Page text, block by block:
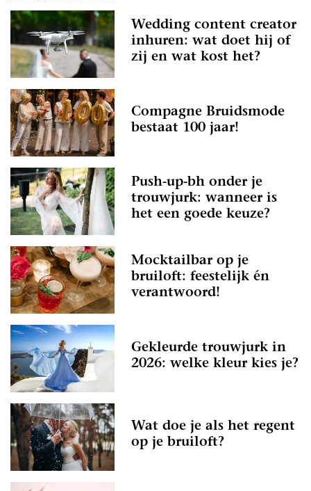
Wedding content creator
inhuren: wat doet hij of
zij en wat kost het?
Compagne Bruidsmode
bestaat 100 jaar!
Push-up-bh onder je
trouwjurk: wanneer is
het een goede keuze?
Mocktailbar op je
bruiloft: feestelijk én
verantwoord!
Gekleurde trouwjurk in
2026: welke kleur kies je?
Wat doe je als het regent
op je bruiloft?